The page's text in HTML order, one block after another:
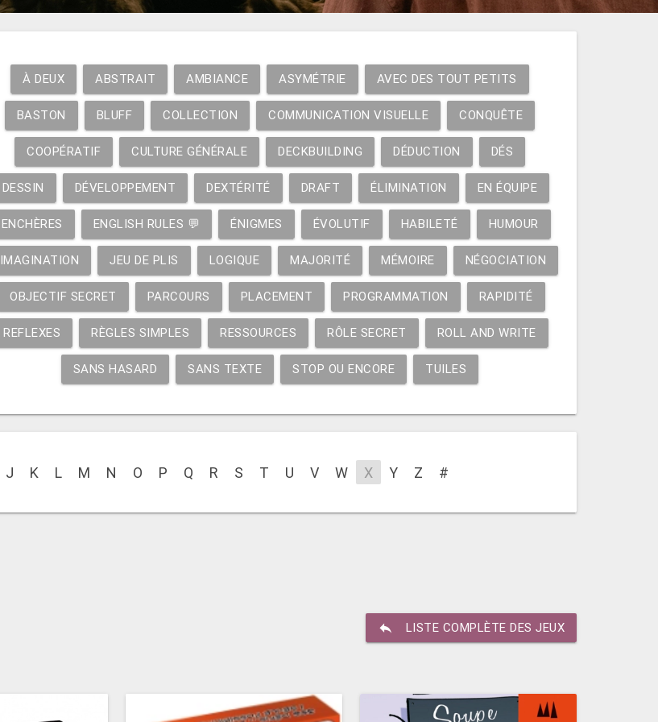
À DEUX ABSTRAIT AMBIANCE ASYMÉTRIE AVEC DES TOUT PETITS
BASTON BLUFF COLLECTION COMMUNICATION VISUELLE CONQUÊTE
COOPÉRATIF CULTURE GÉNÉRALE DECKBUILDING DÉDUCTION DÉS
DESSIN DÉVELOPPEMENT DEXTÉRITÉ DRAFT ÉLIMINATION EN ÉQUIPE
ENCHÈRES ENGLISH RULES 💬 ÉNIGMES ÉVOLUTIF HABILETÉ HUMOUR
IMAGINATION JEU DE PLIS LOGIQUE MAJORITÉ MÉMOIRE NÉGOCIATION
OBJECTIF SECRET PARCOURS PLACEMENT PROGRAMMATION RAPIDITÉ
REFLEXES RÈGLES SIMPLES RESSOURCES RÔLE SECRET ROLL AND WRITE
SANS HASARD SANS TEXTE STOP OU ENCORE TUILES
J K L M N O P Q R S T U V W X Y Z #
reply LISTE COMPLÈTE DES JEUX